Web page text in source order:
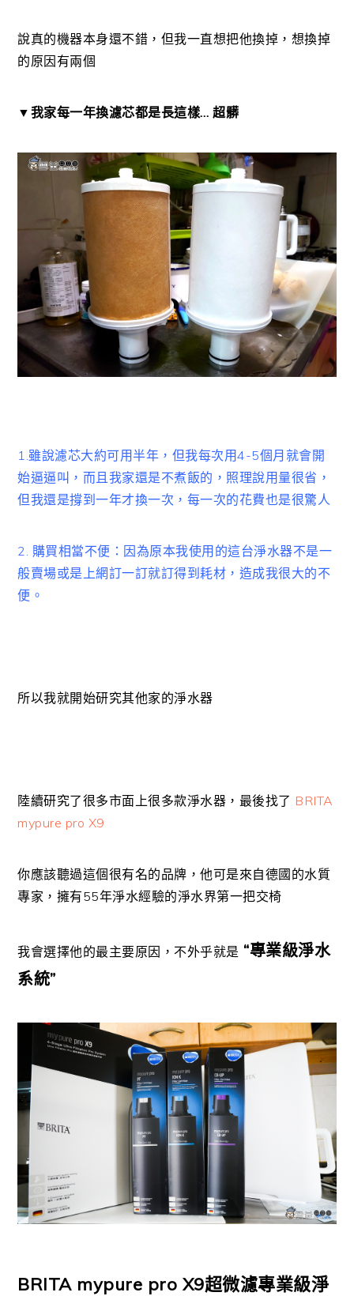
說真的機器本身還不錯，但我一直想把他換掉，想換掉
的原因有兩個
▼我家每一年換濾芯都是長這樣… 超髒
1.雖說濾芯大約可用半年，但我每次用4-5個月就會開
始逼逼叫，而且我家還是不煮飯的，照理說用量很省，
但我還是撐到一年才換一次，每一次的花費也是很驚人
2. 購買相當不便：因為原本我使用的這台淨水器不是一
般賣場或是上網訂一訂就訂得到耗材，造成我很大的不
便。
所以我就開始研究其他家的淨水器
陸續研究了很多市面上很多款淨水器，最後找了 BRITA
mypure pro X9
你應該聽過這個很有名的品牌，他可是來自德國的水質
專家，擁有55年淨水經驗的淨水界第一把交椅
我會選擇他的最主要原因，不外乎就是 “專業級淨水
系統”
BRITAmypure pro X9超微濾專業級淨